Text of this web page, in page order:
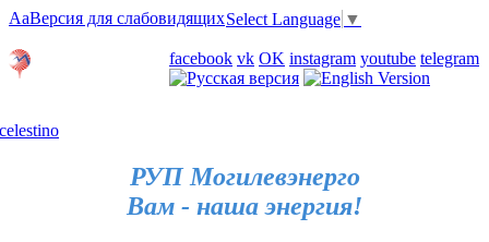
AaВерсия для слабовидящихSelect Language ▼
facebook vk OK instagram youtube telegram
РУП Могилевэнерго
Вам - наша энергия!